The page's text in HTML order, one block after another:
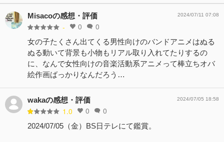
Misacoの感想・評価
- 0 0
2024/07/11 07:08
女の子たくさん出てくる男性向けのバンドアニメはぬる
ぬる動いて背景も小物もリアル取り入れてたりするの
に、なんで女性向けの音楽活動系アニメって棒立ちオバ
絵作画ばっかりなんだろう…
wakaの感想・評価
1.0 0 0
2024/07/05 18:58
2024/07/05（金）BS日テレにて鑑賞。